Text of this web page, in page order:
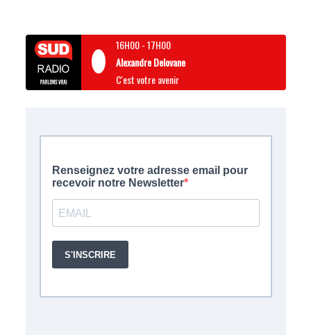
16H00-17H00
Alexandre Delovane
C'est votre avenir